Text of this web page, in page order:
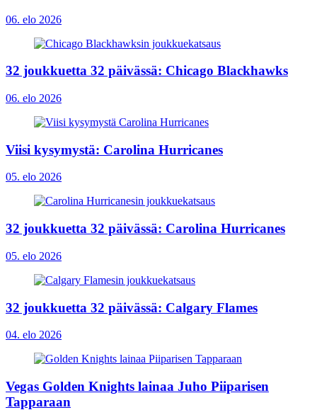
06. elo 2026
32 joukkuetta 32 päivässä: Chicago Blackhawks
06. elo 2026
Viisi kysymystä: Carolina Hurricanes
05. elo 2026
32 joukkuetta 32 päivässä: Carolina Hurricanes
05. elo 2026
32 joukkuetta 32 päivässä: Calgary Flames
04. elo 2026
Vegas Golden Knights lainaa Juho Piiparisen
Tapparaan